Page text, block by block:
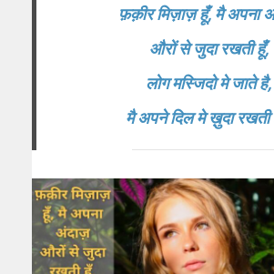
फ़क़ीर मिज़ाज़ हूँ, मै अपना
औरों से जुदा रखती हूँ,
लोग मस्जिदो मे जाते है,
मै अपने दिल मे ख़ुदा